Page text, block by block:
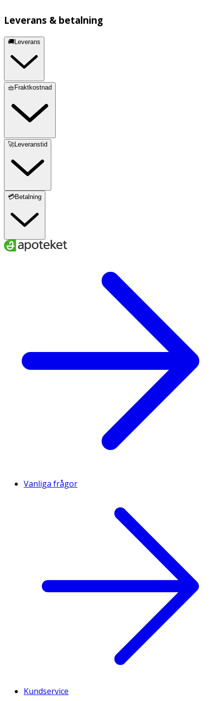
Leverans & betalning
🚚Leverans
🧺Fraktkostnad
🚀Leveranstid
💳Betalning
Vanliga frågor
Kundservice